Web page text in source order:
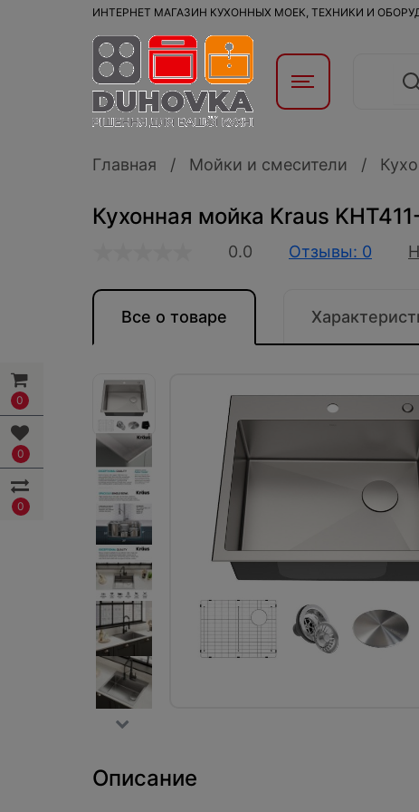
0
0
0
ИНТЕРНЕТ МАГАЗИН КУХОННЫХ МОЕК, ТЕХНИКИ И
Главная Мойки и смесители
Кухонная мойка Kraus
0.0 Отзывы: 0
Все о товаре
Описание